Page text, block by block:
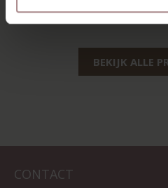
BEKIJK ALLE
CONTACT